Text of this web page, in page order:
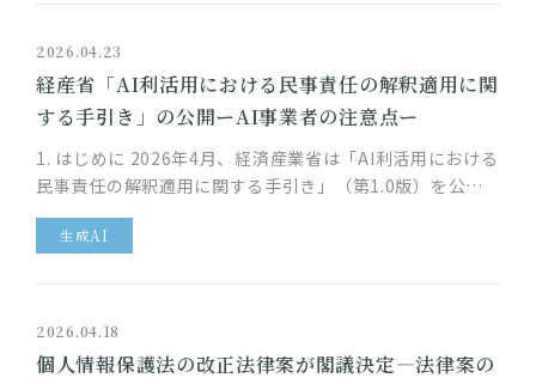
2026.04.23
経産省「AI利活用における民事責任の解釈適用に関
する手引き」の公開ーAI事業者の注意点ー
1. はじめに 2026年4月、経済産業省は「AI利活用における
民事責任の解釈適用に関する手引き」（第1.0版）を公表
しました。生成AIの登場以降、AIサービスの社会実装は急
速に進…
生成AI
2026.04.18
個人情報保護法の改正法律案が閣議決定―法律案の